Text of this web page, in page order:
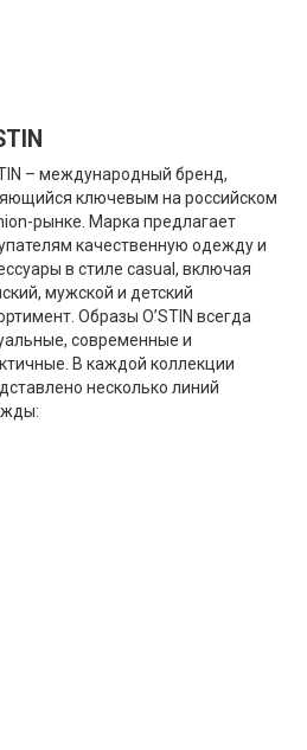
– международный бренд,
ключевым на российском
рынке. Марка предлагает
качественную одежду и
в стиле casual, включая
мужской и детский
Образы O’STIN всегда
современные и
В каждой коллекции
несколько линий